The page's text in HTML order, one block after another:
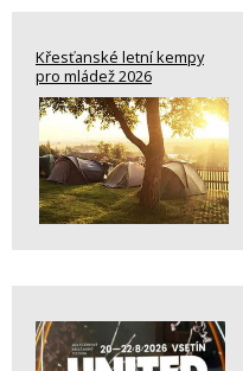
Křesťanské letní kempy
pro mládež 2026